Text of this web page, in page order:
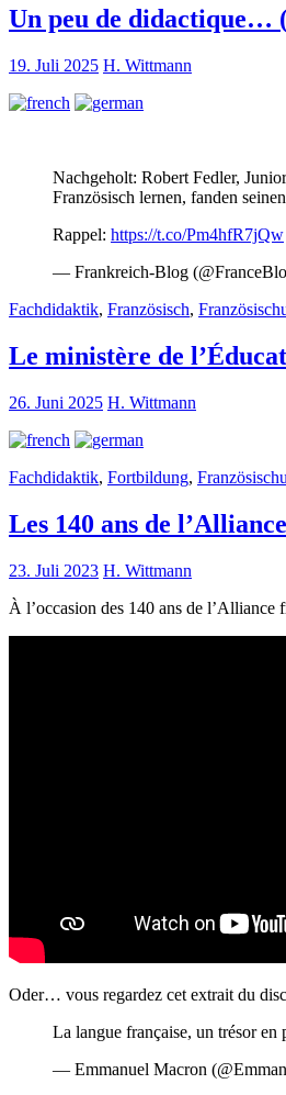
Un peu de didactique…
19. Juli 2025 H. Wittmann
Nachgeholt: Robert Fedler,
Französisch lernen, fanden
Rappel: https://t.co/Pm4hfR7jQw
— Frankreich-Blog
Fachdidaktik, Französisch,
Le ministère de
26. Juni 2025 H. Wittmann
Fachdidaktik, Fortbildung,
Les 140 ans de
23. Juli 2023 H. Wittmann
À l’occasion des 140 ans de l’Alliance
Oder… vous regardez cet extrait du
La langue française, un trésor en
— Emmanuel Macron